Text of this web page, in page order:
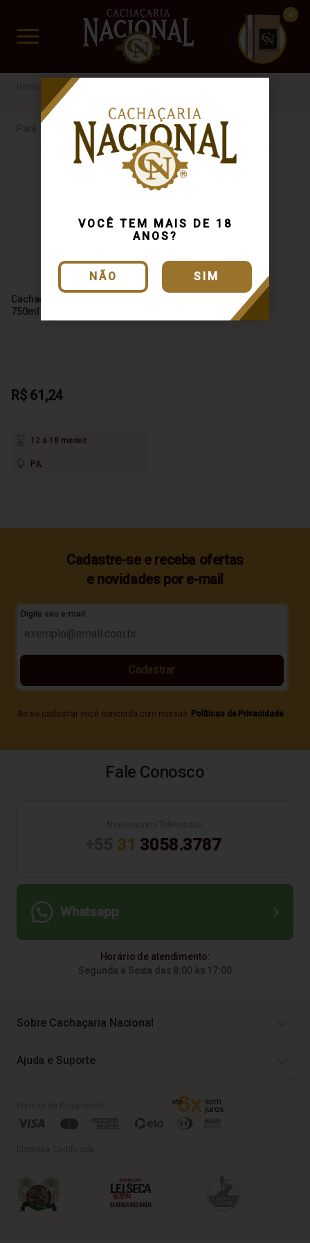
VOCÊ TEM MAIS DE 18
ANOS?
NÃO SIM
www.cachacarianacional.com.br
CUIDADO FRÁGIL
Cachaça
Cachaça Indiazinha Carvalho
750ml
R$ 61,24
12 a 18 meses
PA
Cadastre-se e receba ofertas
e novidades por e-mail
Digite seu e-mail
Ao se cadastrar você concorda com nossas Políticas de Privacidade
Cadastrar
Fale Conosco
31 3058.3787
Whatsapp
Horário de atendimento:
Segunda à Sexta das 8:00 às 17:00
Sobre Cachaçaria Nacional
Ajuda e Suporte